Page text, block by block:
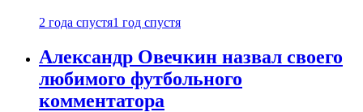
2 года спустя1 год спустя
Александр Овечкин назвал своего
любимого футбольного
комментатора